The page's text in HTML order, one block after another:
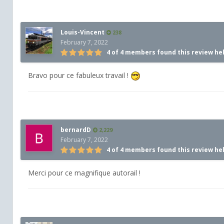
Louis-Vincent 238
February 7, 2022
4 of 4 members found this review
Bravo pour ce fabuleux travail !
bernardD 2,229
February 7, 2022
4 of 4 members found this review
Merci pour ce magnifique autorail !